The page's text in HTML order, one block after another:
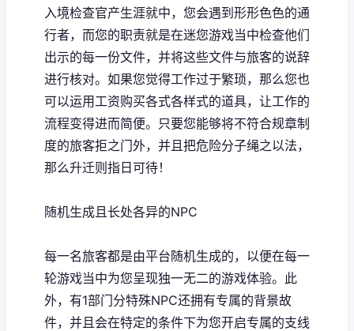
入境检查官产生涯就中，您会遇到形形色色的通
行者，而您的职责就是在迷您游戏当中检查他们
出示的每一份文件，并将这些文件与旅客的说辞
进行核对。如果您觉得工作过于繁琐，那么您也
可以运用工资购买各式各样式的道具，让工作的
流程变得进而简便。只要您能够将不符合规章制
度的旅客拒之门外，并且把危险分子绳之以法，
那么升迁则指日可待！
随机生成且长处各异的NPC
每一名旅客都是由平台随机生成的，以便在每一
轮游戏当中为您呈现独一无二的游戏体验。此
外，有1部门分特殊NPC还拥有专属的背景故
件，并且会在特定的条件下为您开启专属的支线